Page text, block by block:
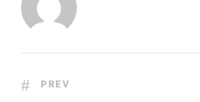
PREV